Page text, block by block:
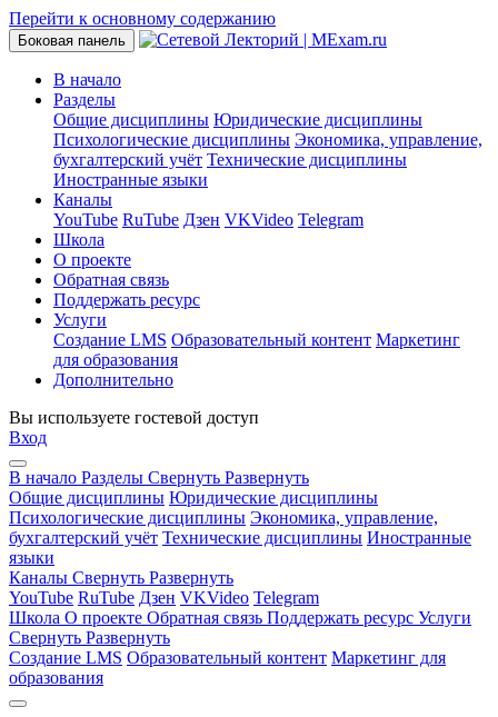
Перейти к основному содержанию
Боковая панель
В начало
Разделы
Общие дисциплины Юридические дисциплины
Психологические дисциплины Экономика, управление,
бухгалтерский учёт Технические дисциплины
Иностранные языки
Каналы
YouTube RuTube Дзен VKVideo Telegram
Школа
О проекте
Обратная связь
Поддержать ресурс
Услуги
Создание LMS Образовательный контент Маркетинг
для образования
Дополнительно
Вы используете гостевой доступ
Вход
В начало Разделы Свернуть Развернуть
Общие дисциплины Юридические дисциплины
Психологические дисциплины Экономика, управление,
бухгалтерский учёт Технические дисциплины Иностранные
языки
Каналы Свернуть Развернуть
YouTube RuTube Дзен VKVideo Telegram
Школа О проекте Обратная связь Поддержать ресурс Услуги
Свернуть Развернуть
Создание LMS Образовательный контент Маркетинг для
образования